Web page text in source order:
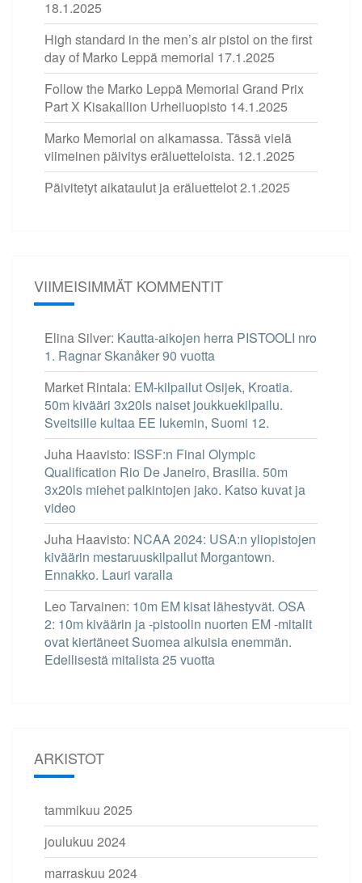
18.1.2025
High standard in the men’s air pistol on the first
day of Marko Leppä memorial 17.1.2025
Follow the Marko Leppä Memorial Grand Prix
Part X Kisakallion Urheiluopisto 14.1.2025
Marko Memorial on alkamassa. Tässä vielä
viimeinen päivitys eräluetteloista. 12.1.2025
Päivitetyt aikataulut ja eräluettelot2.1.2025
VIIMEISIMMÄT KOMMENTIT
Elina Silver: Kautta-aikojen herra PISTOOLI nro
1. Ragnar Skanåker 90 vuotta
Market Rintala: EM-kilpailut Osijek, Kroatia.
50m kivääri 3x20ls naiset joukkuekilpailu.
Sveitsille kultaa EE lukemin, Suomi 12.
Juha Haavisto: ISSF:n Final Olympic
Qualification Rio De Janeiro, Brasilia. 50m
3x20ls miehet palkintojen jako. Katso kuvat ja
video
Juha Haavisto: NCAA 2024: USA:n yliopistojen
kiväärin mestaruuskilpailut Morgantown.
Ennakko. Lauri varalla
Leo Tarvainen: 10m EM kisat lähestyvät. OSA
2: 10m kiväärin ja -pistoolin nuorten EM -mitalit
ovat kiertäneet Suomea aikuisia enemmän.
Edellisestä mitalista 25 vuotta
ARKISTOT
tammikuu 2025
joulukuu 2024
marraskuu 2024